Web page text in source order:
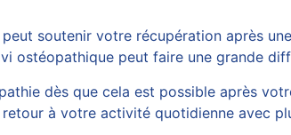
soutenir votre récupération après
ostéopathique peut faire une grande
dès que cela est possible après
à votre activité quotidienne avec